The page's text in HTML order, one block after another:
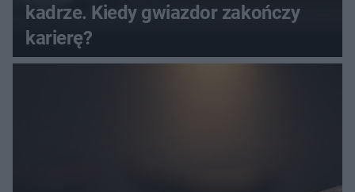
kadrze. Kiedy gwiazdor zakończy
karierę?